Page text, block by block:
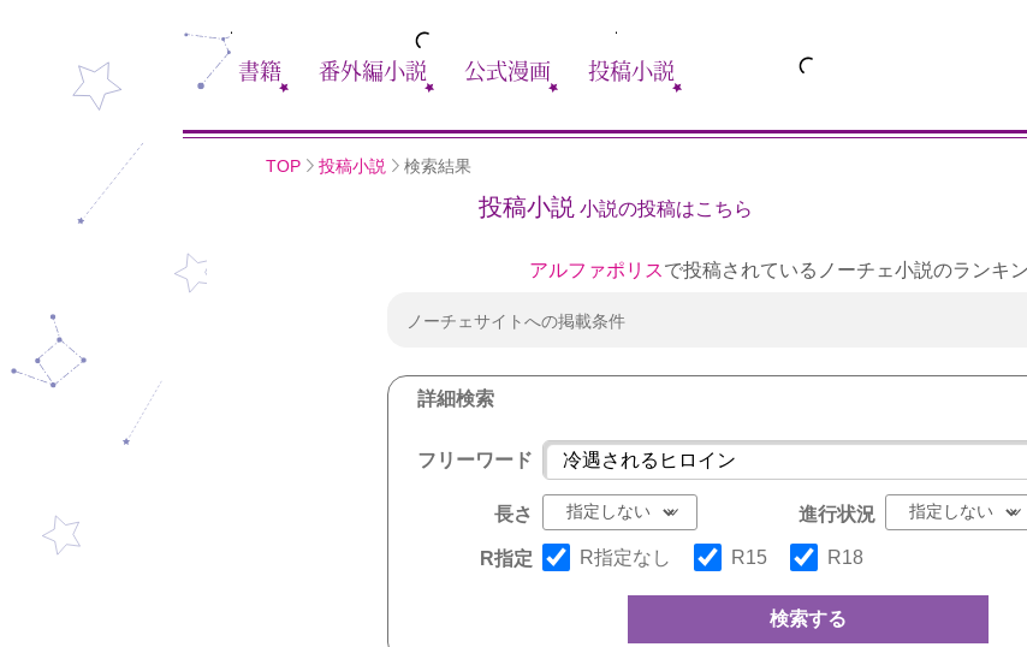
書籍 番外編小説 公式漫画 投稿小説
TOP 投稿小説 検索結果
投稿小説 小説の投稿はこちら
アルファポリスで投稿されているノーチェ小説のランキ
ノーチェサイトへの掲載条件
詳細検索
フリーワード
長さ 進行状況
R指定 R指定なし R15 R18
検索する